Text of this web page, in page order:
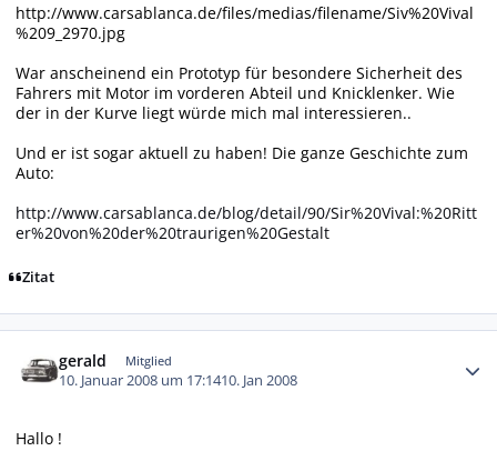
http://www.carsablanca.de/files/medias/filename/Siv%20Vival
%209_2970.jpg
War anscheinend ein Prototyp für besondere Sicherheit des
Fahrers mit Motor im vorderen Abteil und Knicklenker. Wie
der in der Kurve liegt würde mich mal interessieren..
Und er ist sogar aktuell zu haben! Die ganze Geschichte zum
Auto:
http://www.carsablanca.de/blog/detail/90/Sir%20Vival:%20Ritt
er%20von%20der%20traurigen%20Gestalt
Zitat
gerald Mitglied
10. Januar 2008 um 17:1410. Jan 2008
Hallo !